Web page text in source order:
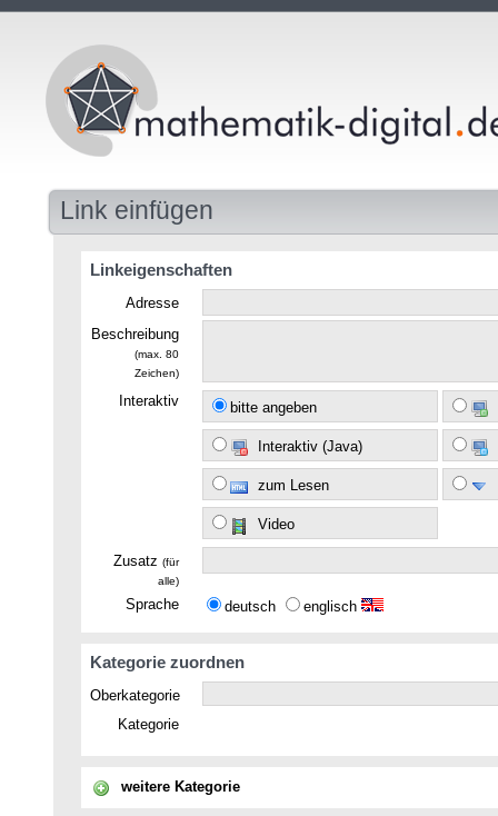
Link einfügen
Linkeigenschaften
Adresse
Beschreibung
(max. 80
Zeichen)
Interaktiv bitte angeben
Interaktiv (Java)
zum Lesen
Video
Zusatz (für
alle)
Sprache deutsch englisch
Kategorie zuordnen
Oberkategorie
Kategorie
weitere Kategorie